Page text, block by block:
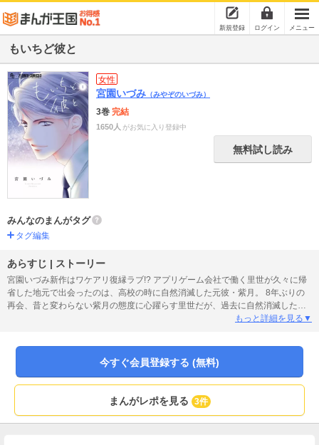
新規登録 ログイン メニュー
もいちど彼と
女性
宮園いづみ （みやぞのいづみ）
3巻 完結
1650人 がお気に入り登録中
無料試し読み
みんなのまんがタグ
タグ編集
あらすじ | ストーリー
宮園いづみ新作はワケアリ復縁ラブ!? アプリゲーム会社で働く里世が久々に帰
省した地元で出会ったのは、高校の時に自然消滅した元彼・紫月。 8年ぶりの
再会、昔と変わらない紫月の態度に心躍らす里世だが、過去に自然消滅した理
由が気になって…? 忘れられなかった元彼との復縁ラブは上手くいくのか…!?
んて溺れない」の宮園いづみによる最新作!
もっと詳細を見る▼
今すぐ会員登録する (無料)
まんがレポを見る 3件